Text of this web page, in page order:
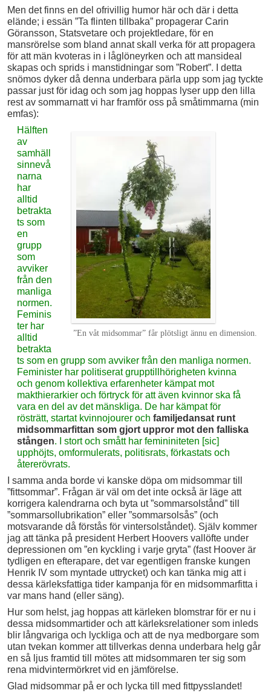
Men det finns en del ofrivillig humor här och där i detta
elände; i essän ”Ta flinten tillbaka” propagerar Carin
Göransson, Statsvetare och projektledare, för en
mansrörelse som bland annat skall verka för att propagera
för att män kvoteras in i låglöneyrken och att mansideal
skapas och sprids i manstidningar som ”Robert”. I detta
snömos dyker då denna underbara pärla upp som jag tyckte
passar just för idag och som jag hoppas lyser upp den lilla
rest av sommarnatt vi har framför oss på småtimmarna (min
emfas):
”En våt midsommar” får plötsligt ännu en dimension.
Hälften
av
samhäll
sinnevå
narna
har
alltid
betrakta
ts som
en
grupp
som
avviker
från den
manliga
normen.
Feminis
ter har
alltid
betrakta
ts som en grupp som avviker från den manliga normen.
Feminister har politiserat grupptillhörigheten kvinna
och genom kollektiva erfarenheter kämpat mot
makthierarkier och förtryck för att även kvinnor ska få
vara en del av det mänskliga. De har kämpat för
rösträtt, startat kvinnojourer och familjedansat runt
midsommarfittan som gjort uppror mot den falliska
stången. I stort och smått har femininiteten [sic]
upphöjts, omformulerats, politisrats, förkastats och
återerövrats.
I samma anda borde vi kanske döpa om midsommar till
”fittsommar”. Frågan är väl om det inte också är läge att
korrigera kalendrarna och byta ut ”sommarsolstånd” till
”sommarsollubrikation” eller ”sommarsolsås” (och
motsvarande då förstås för vintersolståndet). Själv kommer
jag att tänka på president Herbert Hoovers vallöfte under
depressionen om ”en kyckling i varje gryta” (fast Hoover är
tydligen en efterapare, det var egentligen franske kungen
Henrik IV som myntade uttrycket) och kan tänka mig att i
dessa kärleksfattiga tider kampanja för en midsommarfitta i
var mans hand (eller säng).
Hur som helst, jag hoppas att kärleken blomstrar för er nu i
dessa midsommartider och att kärleksrelationer som inleds
blir långvariga och lyckliga och att de nya medborgare som
utan tvekan kommer att tillverkas denna underbara helg går
en så ljus framtid till mötes att midsommaren ter sig som
rena midvintermörkret vid en jämförelse.
Glad midsommar på er och lycka till med fittpysslandet!